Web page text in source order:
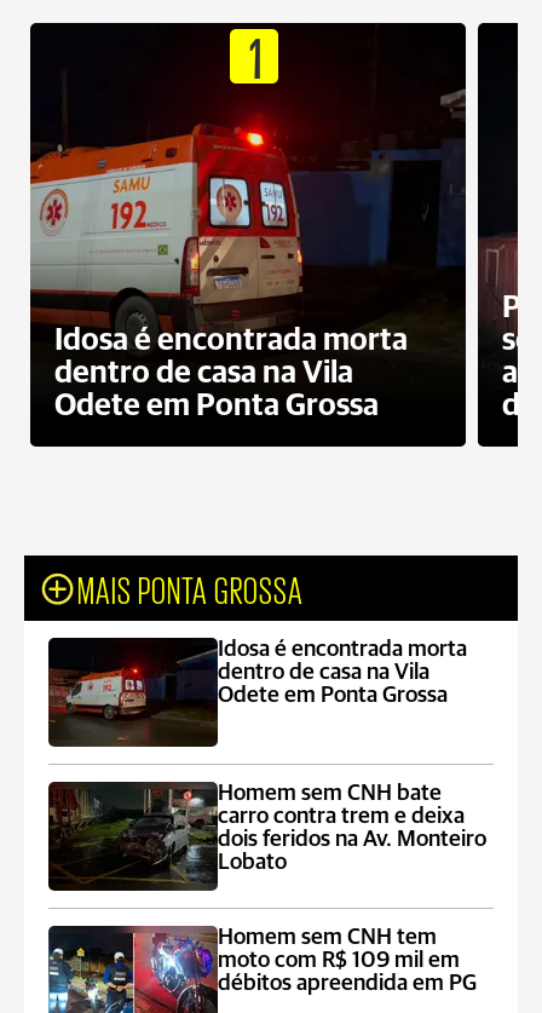
1
Idosa é encontrada morta
dentro de casa na Vila
Odete em Ponta Grossa
do
MAIS PONTA GROSSA
Idosa é encontrada morta
dentro de casa na Vila
Odete em Ponta Grossa
Homem sem CNH bate
carro contra trem e deixa
dois feridos na Av. Monteiro
Lobato
Homem sem CNH tem
moto com R$ 109 mil em
débitos apreendida em PG